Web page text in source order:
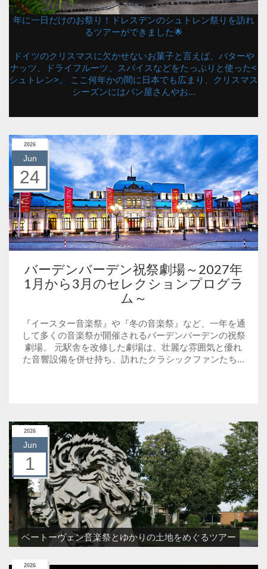
年に一日だけのお祭り！ドレスデンのシュトレン祭りを訪れ
るツアーができました🌟
ドイツのクリスマスに欠かせないお菓子と言えば、バターや
ナッツ、ドライフルーツ、スパイスなどをたっぷりと使った<
シュトレン>。 ここ何年かの間に日本でも広まり、クリスマス
シーズンにはパン屋さんやお...
2026
Jun
24
バーデンバーデン祝祭劇場～2027年
1月から3月のセレクションプログラ
ム～
『イースター音楽祭』や『冬の音楽祭』など、一年を通
して多くの音楽祭が開催されるバーデンバーデンの祝祭
劇場。 元駅舎を改修した劇場は、壮麗な雰囲気と優れ
た音響設備を併せ持ち、訪れたクラシックファンたち...
2026
Jun
1
ベートーヴェン音楽祭とゆかりの土地をめぐるツアー
2026